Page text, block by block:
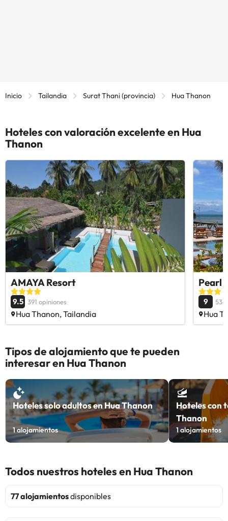
Inicio Tailandia Surat Thani (provincia) Hua Thanon
Hoteles con valoración excelente en Hua
Thanon
AMAYA Resort
9.5 391 opiniones
Hua Thanon, Tailandia
Pearl
9 536
Hua
Tipos de alojamiento que te pueden
interesar en Hua Thanon
Hoteles solo adultos en Hua Thanon
1alojamientos
Hoteles con
Thanon
1 alojamientos
Todos nuestros hoteles en Hua Thanon
77 alojamientosdisponibles